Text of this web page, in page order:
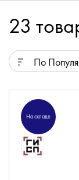
23
По
На складе